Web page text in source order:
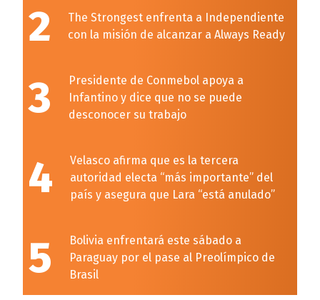
2
The Strongest enfrenta a Independiente
con la misión de alcanzar a Always Ready
3
Presidente de Conmebol apoya a
Infantino y dice que no se puede
desconocer su trabajo
4
Velasco afirma que es la tercera
autoridad electa “más importante” del
país y asegura que Lara “está anulado”
5
Bolivia enfrentará este sábado a
Paraguay por el pase al Preolímpico de
Brasil